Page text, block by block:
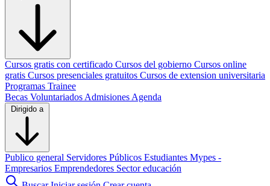
Cursos gratis con certificado Cursos del gobierno Cursos online
gratis Cursos presenciales gratuitos Cursos de extension universitaria
Programas Trainee
Becas Voluntariados Admisiones Agenda
Dirigido a
Publico general Servidores Públicos Estudiantes Mypes -
Empresarios Emprendedores Sector educación